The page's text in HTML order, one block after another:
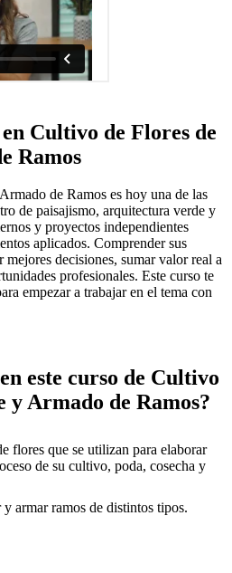
Cultivo de Flores de
Ramos
de Ramos es hoy una de las
de paisajismo, arquitectura verde y
y proyectos independientes
aplicados. Comprender sus
decisiones, sumar valor real a
profesionales. Este curso te
empezar a trabajar en el tema con
este curso de Cultivo
y Armado de Ramos?
flores que se utilizan para elaborar
de su cultivo, poda, cosecha y
armar ramos de distintos tipos.